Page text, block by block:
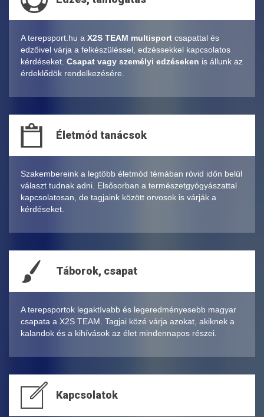
A terepsport.hu a X2S TEAM multisport csapattal és
edzőivel várja a felkészüléssel, edzéssekkel kapcsolatos
kérdéseket. Csapat vagy személyi edzéseken is állunk az
érdeklődök rendelkezésére.
Életmód tanácsok
Szakembereink a legtöbb életmód témában rövid időn belül
választ tudnak adni. Elsősorban a természetgyógyászattal
kapcsolatosan, de tagjaink között orvosok is várják a
kérdéseket.
Táborok, csapat
A terepsportok legaktívabb és legeredményesebb magyar
csapata a X2S TEAM. Tagjai közé várja azokat, akiknek a
kalandok és a kihívások az élet mindennapos részei.
Kapcsolatok